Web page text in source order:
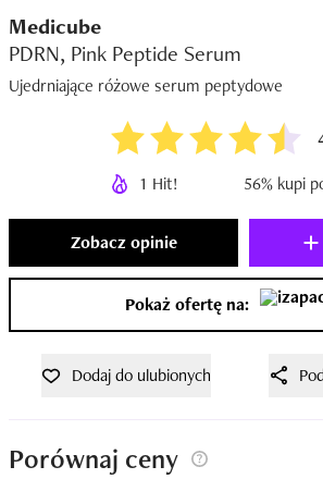
Medicube
PDRN, Pink Peptide Serum
Ujedrniające różowe serum peptydowe
1 Hit! 56% kupi
Zobacz opinie
Pokaż ofertę na:
Dodaj do ulubionych
Porównaj ceny